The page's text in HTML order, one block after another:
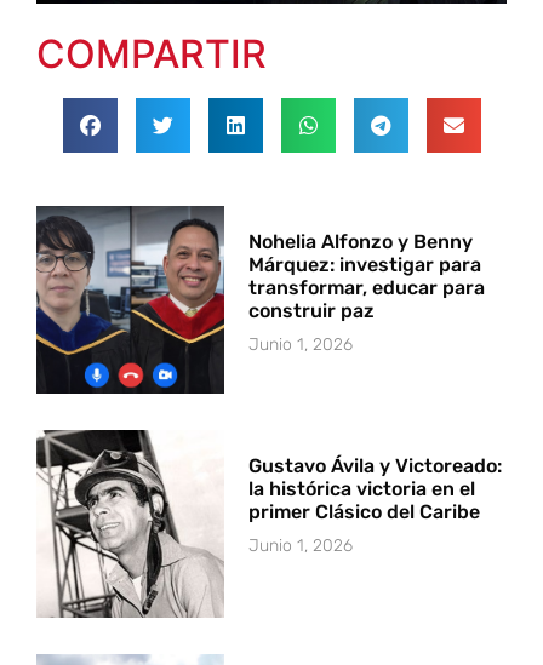
COMPARTIR
Nohelia Alfonzo y Benny
Márquez: investigar para
transformar, educar para
construir paz
Junio 1, 2026
Gustavo Ávila y Victoreado:
la histórica victoria en el
primer Clásico del Caribe
Junio 1, 2026